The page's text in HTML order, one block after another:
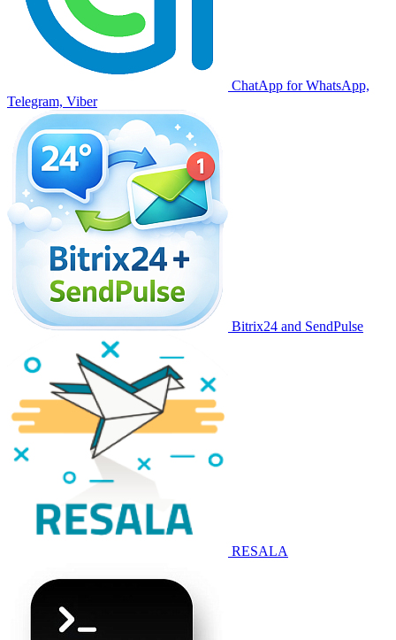
ChatApp for WhatsApp,
Telegram, Viber
Bitrix24 and SendPulse
RESALA